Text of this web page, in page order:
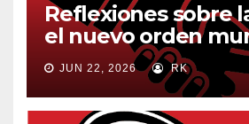
Reflexiones sobre
el nuevo orden
JUN 22, 2026 RK